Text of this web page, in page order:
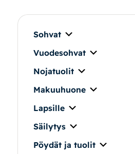
Pöydät ja tuolit
Säilytys
Työpöydät ja työtuolit
Matot
Ulkokalusteet
Sohvat
Vuodesohvat
Nojatuolit
Makuuhuone
Lapsille
Säilytys
Pöydät ja tuolit